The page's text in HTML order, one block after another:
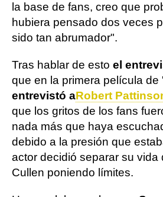
la base de fans, creo que
hubiera pensado dos veces
sido tan abrumador".
Tras hablar de esto el
que en la primera película de
entrevistó aRobert
que los gritos de los fans
nada más que haya
debido a la presión que
actor decidió separar su vida
Cullen poniendo límites.